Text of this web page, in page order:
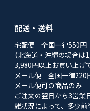
配送・送料
宅配便 全国一律550円
（北海道・沖縄の場合は
3,980円以上お買い上げ
メール便 全国一律220
メール便可の商品のみ
ご注文の翌日から3営業
雑状況によって、多少前